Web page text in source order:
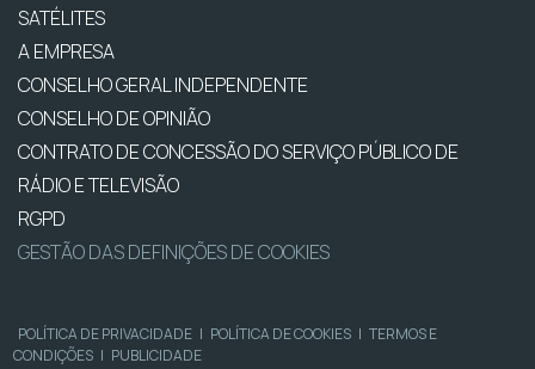
SATÉLITES
A EMPRESA
CONSELHO GERAL INDEPENDENTE
CONSELHO DE OPINIÃO
CONTRATO DE CONCESSÃO DO SERVIÇO PÚBLICO DE
RÁDIO E TELEVISÃO
RGPD
GESTÃO DAS DEFINIÇÕES DE COOKIES
POLÍTICA DE PRIVACIDADE | POLÍTICA DE COOKIES | TERMOS E
CONDIÇÕES | PUBLICIDADE